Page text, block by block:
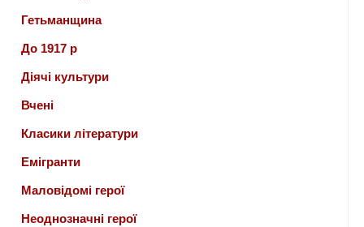
Гетьманщина
До 1917 р
Діячі культури
Вчені
Класики літератури
Емігранти
Маловідомі герої
Неоднозначні герої